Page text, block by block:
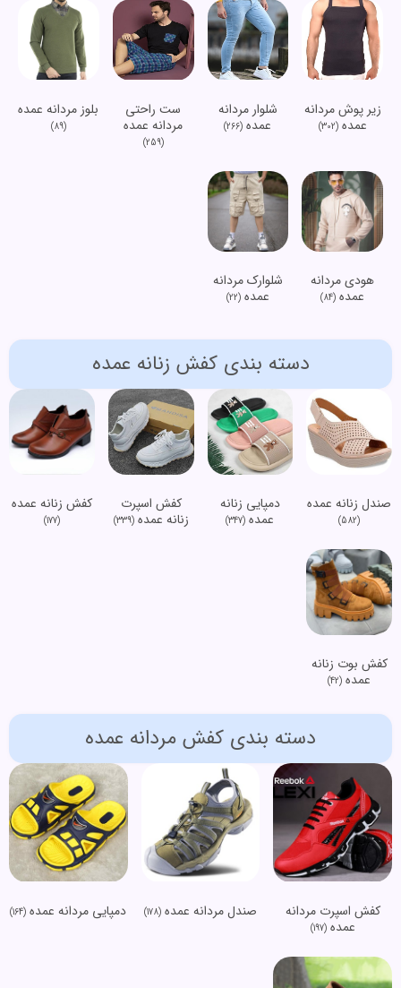
زیر پوش مردانه
عمده(302)
شلوار مردانه
عمده (266)
ست راحتی
مردانه عمده
(259)
بلوز مردانه عمده
(89)
هودی مردانه
عمده (84)
شلوارک مردانه
عمده(22)
دسته بندی کفش زنانه عمده
صندل زنانه عمده
(582)
دمپایی زنانه
عمده (347)
کفش اسپرت
زنانه عمده(339)
کفش زنانه عمده
(177)
کفش بوت زنانه
عمده (42)
دسته بندی کفش مردانه عمده
کفش اسپرت مردانه
عمده(197)
صندل مردانه عمده (178) دمپایی مردانه عمده (164)